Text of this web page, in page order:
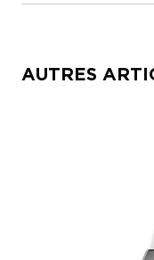
AUTRES